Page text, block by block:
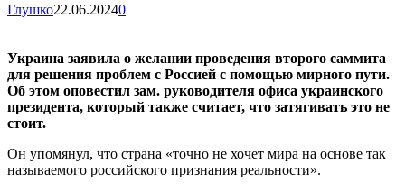
Глушко22.06.20240
Украина заявила о желании проведения второго саммита
для решения проблем с Россией с помощью мирного пути.
Об этом оповестил зам. руководителя офиса украинского
президента, который также считает, что затягивать это не
стоит.
Он упомянул, что страна «точно не хочет мира на основе так
называемого российского признания реальности».